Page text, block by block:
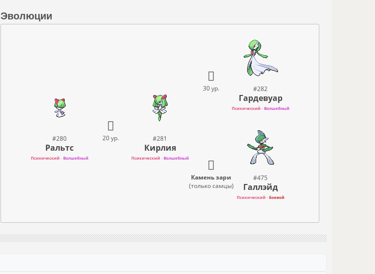
Эволюции
#280
Ральтс
Психический- Волшебный
20 ур. #281
Кирлия
Психический- Волшебный
30 ур. #282
Гардевуар
Психический- Волшебный
Камень зари
(только самцы)
#475
Галлэйд
Психический- Боевой